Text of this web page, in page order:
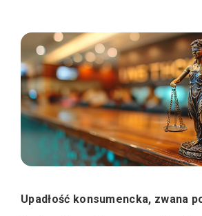
Upadłość konsumencka, zwana